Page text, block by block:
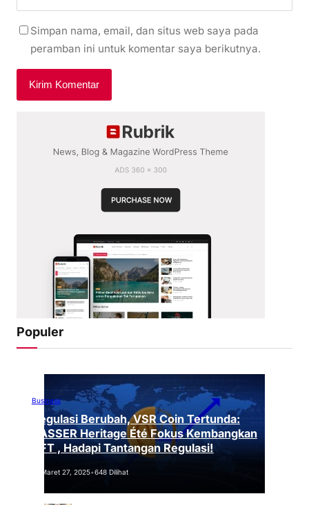
Simpan nama, email, dan situs web saya pada
peramban ini untuk komentar saya berikutnya.
Populer
Business
Regulasi Berubah, VSR Coin Tertunda:
VASSER Heritage Été Fokus Kembangkan
NFT , Hadapi Tantangan Regulasi!
Maret 27, 2025•648 Dilihat